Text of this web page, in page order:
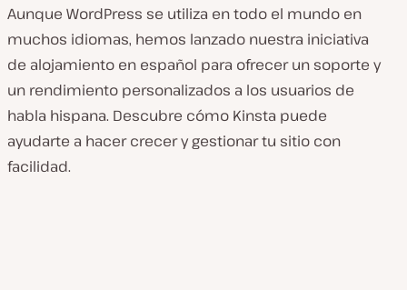
Aunque WordPress se utiliza en todo el mundo en
muchos idiomas, hemos lanzado nuestra iniciativa
de alojamiento en español para ofrecer un soporte y
un rendimiento personalizados a los usuarios de
habla hispana. Descubre cómo Kinsta puede
ayudarte a hacer crecer y gestionar tu sitio con
facilidad.